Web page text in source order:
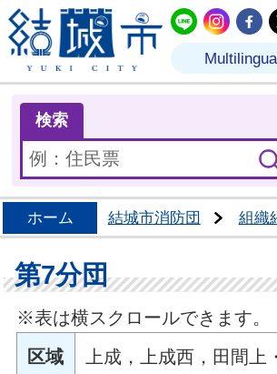
結城市公
結城
検索
ホーム 結城市消防団 組織
第7分団
※表は横スクロールできます。
区域
上成，上成西，田間